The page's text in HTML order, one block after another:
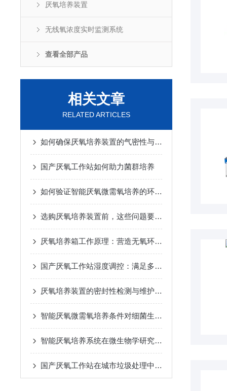
厌氧培养装置
无线氧浓度实时监测系统
查看全部产品
相关文章
RELATED ARTICLES
如何确保厌氧培养装置的气密性与氧气残留检测？
国产厌氧工作站如何助力菌群培养
如何验证智能厌氧微需氧培养的环境稳定性？
选购厌氧培养装置前，这些问题要先想清楚
厌氧培养箱工作原理：营造无氧环境的核心技术
国产厌氧工作站湿度调控：满足多样实验需求
厌氧培养装置的密封性检测与维护方法
智能厌氧微需氧培养条件对细菌生长的影响
智能厌氧培养系统在微生物学研究中的应用前景
国产厌氧工作站在城市垃圾处理中的作用和效益